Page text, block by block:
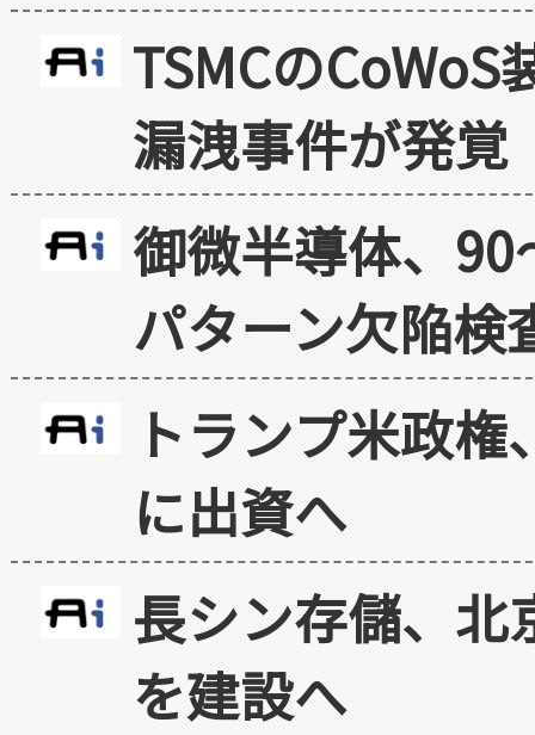
TSMCの
漏洩事件が発覚
御微半導体、
パターン欠陥検
トランプ米政
に出資へ
長シン存儲、北
を建設へ